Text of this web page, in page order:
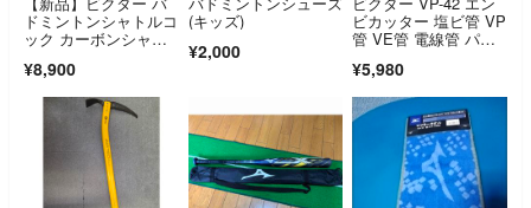
ドミントンシャトルコ
ック カーボンシャト
¥8,900
(キッズ)
¥2,000
ビカッター 塩ビ管 VP
管 VE管 電線管 パイ
¥5,980